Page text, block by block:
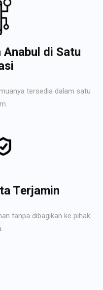
Anabul di Satu
tersedia dalam satu
Terjamin
tanpa dibagikan ke pihak